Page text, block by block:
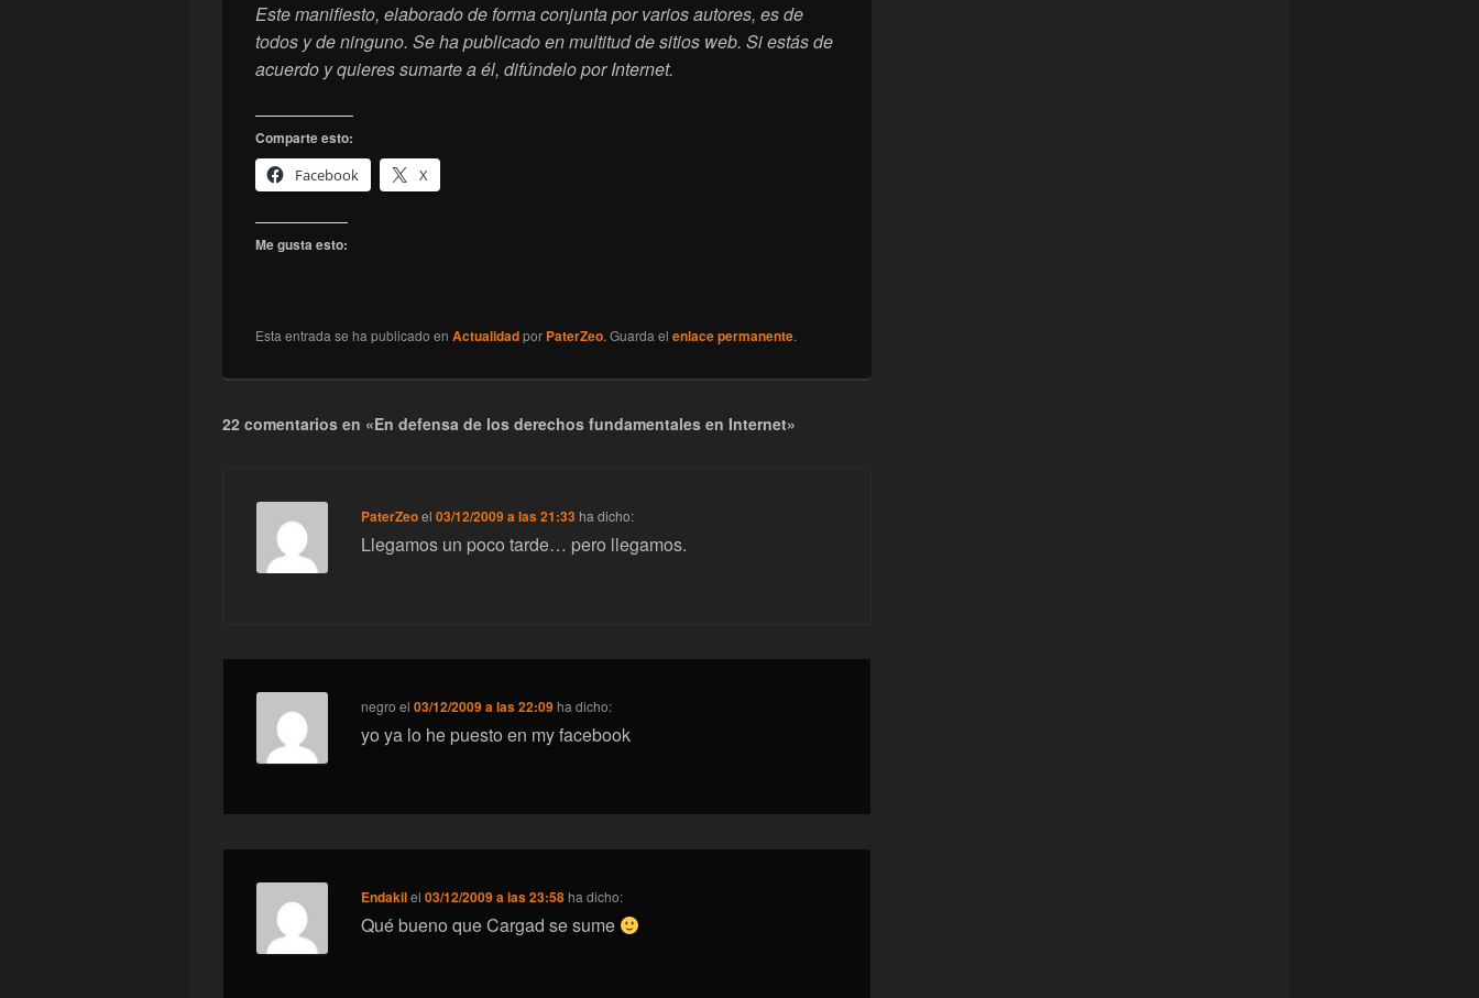
Este manifiesto, elaborado de forma conjunta por varios autores, es de
todos y de ninguno. Se ha publicado en multitud de sitios web. Si estás de
acuerdo y quieres sumarte a él, difúndelo por Internet.
Comparte esto:
Facebook
X
Me gusta esto:
Esta entrada se ha publicado en Actualidadpor PaterZeo. Guarda el enlace permanente.
22 comentarios en «En defensa de los derechos fundamentales en Internet»
PaterZeoel03/12/2009 a las 21:33 ha dicho:
Llegamos un poco tarde… pero llegamos.
negro el03/12/2009 a las 22:09ha dicho:
yo ya lo he puesto en my facebook
Endakilel03/12/2009 a las 23:58ha dicho:
Qué bueno que Cargad se sume